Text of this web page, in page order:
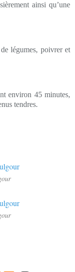
ainsi qu’une
légumes, poivrer et
environ 45 minutes,
tendres.